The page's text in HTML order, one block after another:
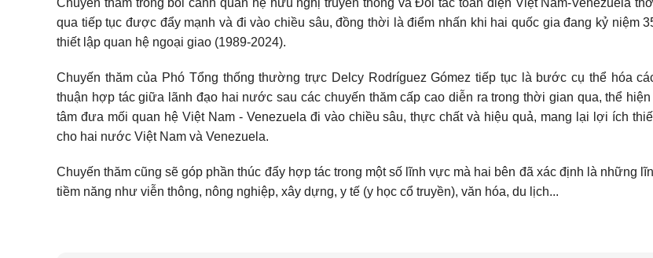
Chuyến thăm trong bối cảnh quan hệ hữu nghị truyền thống và Đối tác toàn diện Việt Nam-Venezuela
qua tiếp tục được đẩy mạnh và đi vào chiều sâu, đồng thời là điểm nhấn khi hai quốc gia đang kỷ niệm
thiết lập quan hệ ngoại giao (1989-2024).
Chuyến thăm của Phó Tổng thống thường trực Delcy Rodríguez Gómez tiếp tục là bước cụ thể hóa
thuận hợp tác giữa lãnh đạo hai nước sau các chuyến thăm cấp cao diễn ra trong thời gian qua, thể hiện
tâm đưa mối quan hệ Việt Nam - Venezuela đi vào chiều sâu, thực chất và hiệu quả, mang lại lợi ích
cho hai nước Việt Nam và Venezuela.
Chuyến thăm cũng sẽ góp phần thúc đẩy hợp tác trong một số lĩnh vực mà hai bên đã xác định là những
tiềm năng như viễn thông, nông nghiệp, xây dựng, y tế (y học cổ truyền), văn hóa, du lịch...